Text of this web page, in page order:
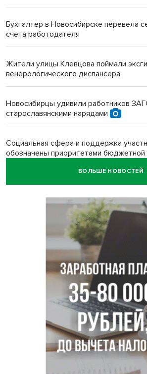
Бухгалтер в Новосибирске перевела
счета работодателя
Жители улицы Клевцова поймали
венерологического диспансера
Новосибирцы удивили работников
старославянскими нарядами
Социальная сфера и поддержка
обозначены приоритетами бюджетной
БОЛЬШЕ НОВОСТЕЙ